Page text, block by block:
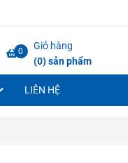
0
Giỏ hàng
(0) sản phẩm
LIÊN HỆ